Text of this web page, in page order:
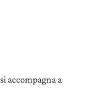
accompagna a